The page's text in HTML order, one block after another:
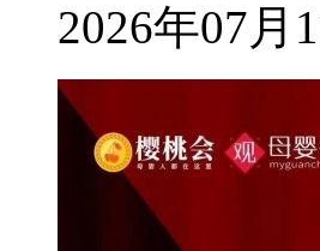
2026年07月